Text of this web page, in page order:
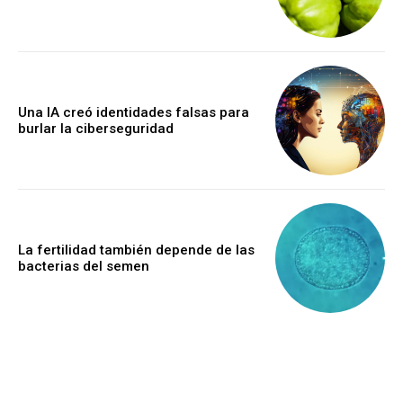
Una IA creó identidades falsas para
burlar la ciberseguridad
La fertilidad también depende de las
bacterias del semen